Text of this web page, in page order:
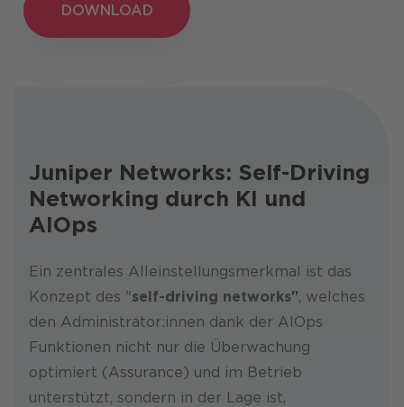
DOWNLOAD
DOWNLOAD
Juniper Networks: Self-Driving
Networking durch KI und
AIOps
Ein zentrales Alleinstellungsmerkmal ist das
Konzept des "self-driving networks", welches
den Administrator:innen dank der AIOps
Funktionen nicht nur die Überwachung
optimiert (Assurance) und im Betrieb
unterstützt, sondern in der Lage ist,